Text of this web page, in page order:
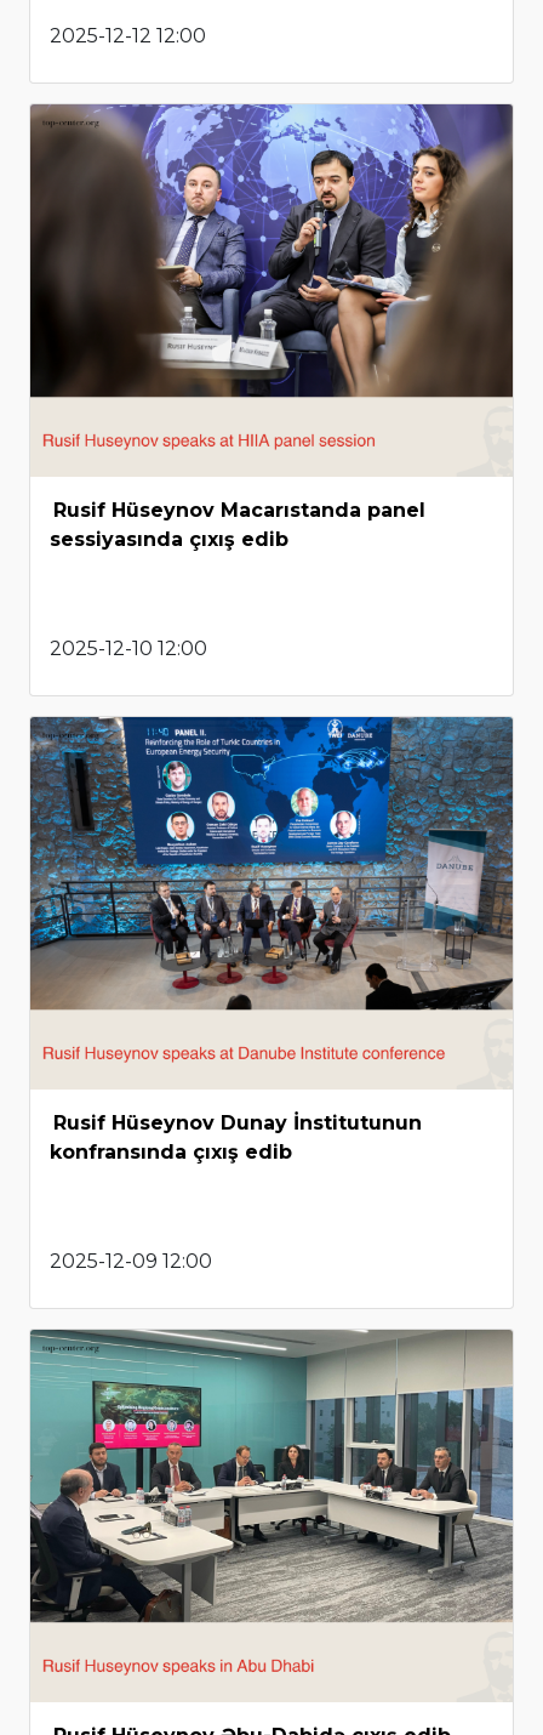
2025-12-12 12:00
Rusif Hüseynov Macarıstanda panel
sessiyasında çıxış edib
2025-12-10 12:00
Rusif Hüseynov Dunay İnstitutunun
konfransında çıxış edib
2025-12-09 12:00